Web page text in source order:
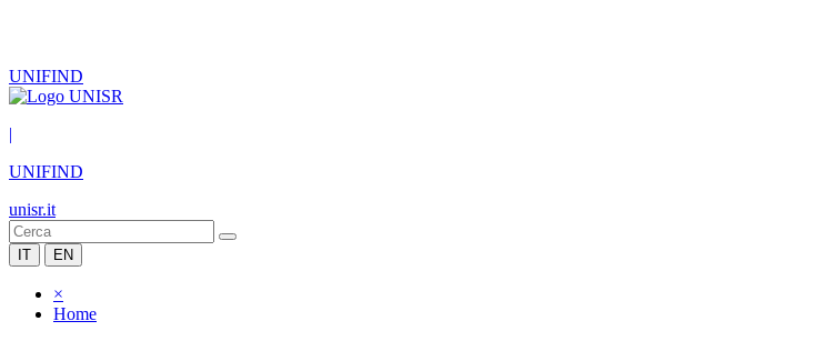
UNIFIND
|
UNIFIND
unisr.it
IT EN
×
Home